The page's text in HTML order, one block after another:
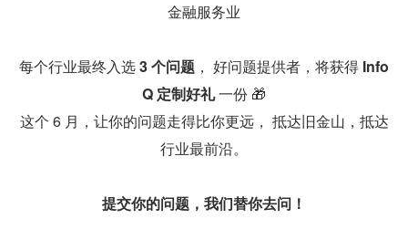
金融服务业
每个行业最终入选 3 个问题 ， 好问题提供者，将获得 Info
Q 定制好礼 一份 🎁
这个 6 月，让你的问题走得比你更远， 抵达旧金山，抵达
行业最前沿。
提交你的问题，我们替你去问！